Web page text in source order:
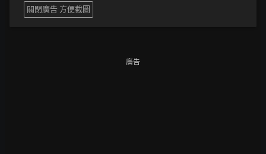
關閉廣告 方便截圖
廣告